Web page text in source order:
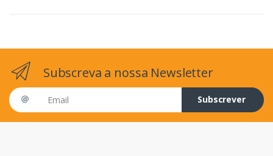
Subscreva a nossa Newsletter
Email address
Subscrever